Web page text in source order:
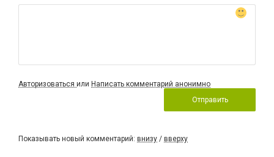
Авторизоваться или Написать комментарий анонимно
Отправить
Показывать новый комментарий: внизу / вверху